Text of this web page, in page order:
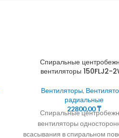
Спиральные
вентиляторы 150FLJ2-
Вентиляторы,
радиальные
22800,00₸
Спиральные
вентиляторы
всасывания в спиральном